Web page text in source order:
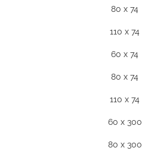
80 x 74
110 x 74
60 x 74
80 x 74
110 x 74
60 x 300
80 x 300